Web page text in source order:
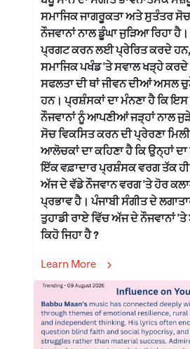
ਸਮਾਜਿਕ ਜਾਗਰੂਕਤਾ ਅਤੇ ਸੁਤੰਤਰ
ਨੌਜਵਾਨਾਂ ਨਾਲ ਡੂੰਘਾ ਜੁੜਿਆ ਰਿਹਾ
ਪ੍ਰਗਟ ਕਰਨ ਲਈ ਪ੍ਰੇਰਿਤ ਕਰਦੇ
ਸਮਾਜਿਕ ਪਖੰਡ 'ਤੇ ਸਵਾਲ ਖੜ੍ਹੇ
ਸਫਲਤਾ ਦੀ ਥਾਂ ਜੀਵਨ ਦੀਆਂ ਅਸਲ
ਹਨ। ਪ੍ਰਸ਼ੰਸਕਾਂ ਦਾ ਮੰਨਣਾ ਹੈ ਕਿ ਇਸ
ਨੌਜਵਾਨਾਂ ਨੂੰ ਆਪਣੀਆਂ ਜੜ੍ਹਾਂ ਨਾਲ
ਸੋਚ ਵਿਕਸਿਤ ਕਰਨ ਦੀ ਪ੍ਰੇਰਣਾ
ਆਲੋਚਕਾਂ ਦਾ ਕਹਿਣਾ ਹੈ ਕਿ ਉਨ੍ਹਾਂ
ਇੱਕ ਵਫ਼ਾਦਾਰ ਪ੍ਰਸ਼ੰਸਕ ਵਰਗ ਤੱਕ ਹੀ
ਅੱਜ ਦੇ ਵੱਡੇ ਨੌਜਵਾਨ ਵਰਗ 'ਤੇ ਹੋਰ
ਪ੍ਰਭਾਵ ਹੈ। ਪੰਜਾਬੀ ਸੰਗੀਤ ਦੇ
ਤੁਹਾਡੀ ਰਾਏ ਵਿੱਚ ਅੱਜ ਦੇ ਨੌਜਵਾਨਾਂ
ਕਿਹੋ ਜਿਹਾ ਹੈ ?
Learn More